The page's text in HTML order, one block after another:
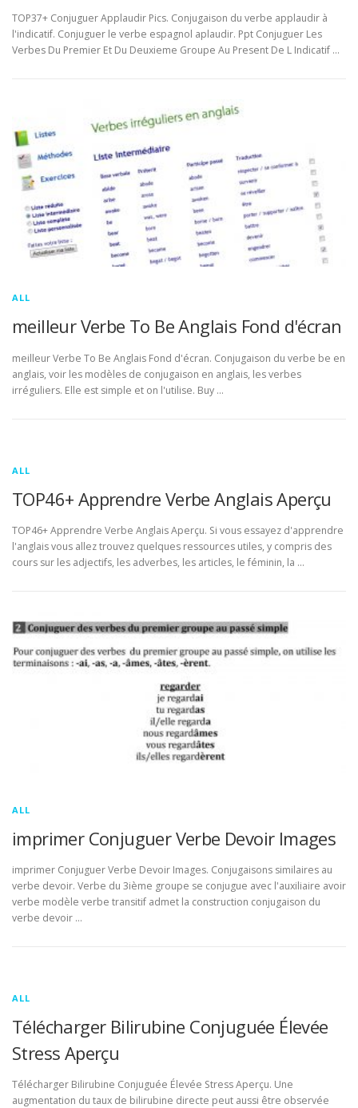
TOP37+ Conjuguer Applaudir Pics. Conjugaison du verbe applaudir à
l'indicatif. Conjuguer le verbe espagnol aplaudir. Ppt Conjuguer Les
Verbes Du Premier Et Du Deuxieme Groupe Au Present De L Indicatif …
ALL
meilleur Verbe To Be Anglais Fond d'écran
meilleur Verbe To Be Anglais Fond d'écran. Conjugaison du verbe be en
anglais, voir les modèles de conjugaison en anglais, les verbes
irréguliers. Elle est simple et on l'utilise. Buy …
ALL
TOP46+ Apprendre Verbe Anglais Aperçu
TOP46+ Apprendre Verbe Anglais Aperçu. Si vous essayez d'apprendre
l'anglais vous allez trouvez quelques ressources utiles, y compris des
cours sur les adjectifs, les adverbes, les articles, le féminin, la …
ALL
imprimer Conjuguer Verbe Devoir Images
imprimer Conjuguer Verbe Devoir Images. Conjugaisons similaires au
verbe devoir. Verbe du 3ième groupe se conjugue avec l'auxiliaire avoir
verbe modèle verbe transitif admet la construction conjugaison du
verbe devoir …
ALL
Télécharger Bilirubine Conjuguée Élevée
Stress Aperçu
Télécharger Bilirubine Conjuguée Élevée Stress Aperçu. Une
augmentation du taux de bilirubine directe peut aussi être observée